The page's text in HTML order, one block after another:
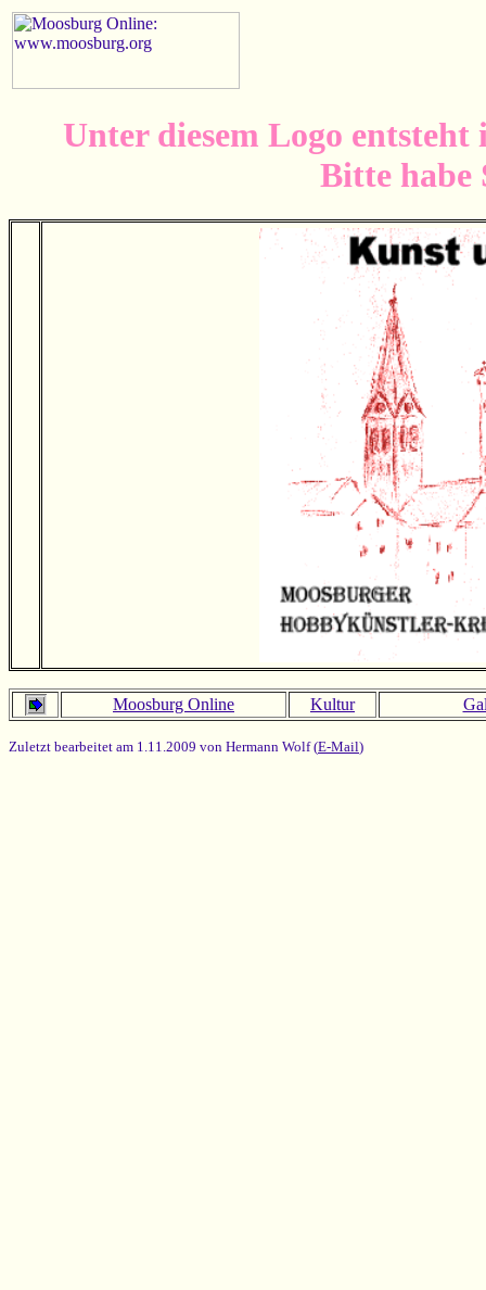
Unter diesem Logo
Bitte habe
Moosburg Online Kultur
Zuletzt bearbeitet am 1.11.2009 von Hermann Wolf (E-Mail)